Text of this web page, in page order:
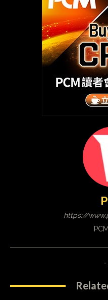
https://
-